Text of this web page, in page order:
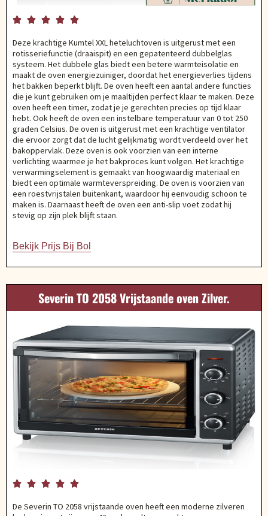
    
Deze krachtige Kumtel XXL heteluchtoven is uitgerust met een
rotisseriefunctie (draaispit) en een gepatenteerd dubbelglas
systeem. Het dubbele glas biedt een betere warmteisolatie en
maakt de oven energiezuiniger, doordat het energieverlies tijdens
het bakken beperkt blijft. De oven heeft een aantal andere functies
die je kunt gebruiken om je maaltijden perfect klaar te maken. Deze
oven heeft een timer, zodat je je gerechten precies op tijd klaar
hebt. Ook heeft de oven een instelbare temperatuur van 0 tot 250
graden Celsius. De oven is uitgerust met een krachtige ventilator
die ervoor zorgt dat de lucht gelijkmatig wordt verdeeld over het
bakoppervlak. Deze oven is ook voorzien van een interne
verlichting waarmee je het bakproces kunt volgen. Het krachtige
verwarmingselement is gemaakt van hoogwaardig materiaal en
biedt een optimale warmteverspreiding. De oven is voorzien van
een roestvrijstalen buitenkant, waardoor hij eenvoudig schoon te
maken is. Daarnaast heeft de oven een anti-slip voet zodat hij
stevig op zijn plek blijft staan.
Bekijk Prijs Bij Bol
Severin TO 2058 Vrijstaande oven Zilver.
    
De Severin TO 2058 vrijstaande oven heeft een moderne zilveren